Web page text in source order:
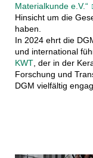
Materialkunde e.V.“
Hinsicht um die
haben.
In 2024 ehrt die
und international
KWT, der in der
Forschung und
DGM vielfältig